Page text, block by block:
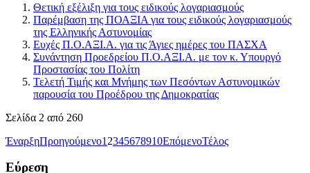
Θετική εξέλιξη για τους ειδικούς λογαριασμούς
Παρέμβαση της ΠΟΑΞΙΑ για τους ειδικούς λογαριασμούς
της Ελληνικής Αστυνομίας
Ευχές Π.Ο.ΑΞΙ.Α. για τις Άγιες ημέρες του ΠΑΣΧΑ
Συνάντηση Προεδρείου Π.Ο.ΑΞΙ.Α. με τον κ. Υπουργό
Προστασίας του Πολίτη
Τελετή Τιμής και Μνήμης των Πεσόντων Αστυνομικών
παρουσία του Προέδρου της Δημοκρατίας
Σελίδα 2 από 260
ΈναρξηΠροηγούμενο1 2345678910ΕπόμενοΤέλος
Εύρεση